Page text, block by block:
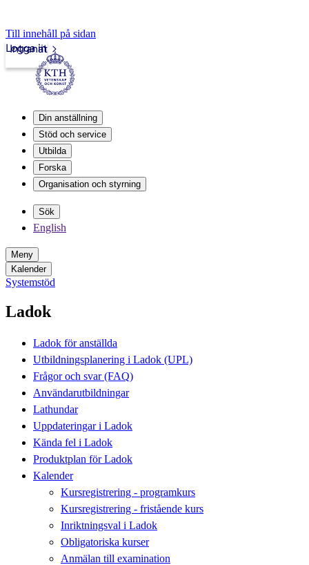
Till innehåll på sidan
Intranät
Logga in
Din anställning
Stöd och service
Utbilda
Forska
Organisation och styrning
Sök
English
Meny
Kalender
Systemstöd
Ladok
Ladok för anställda
Utbildningsplanering i Ladok (UPL)
Frågor och svar (FAQ)
Användarutbildningar
Lathundar
Uppdateringar i Ladok
Kända fel i Ladok
Produktplan för Ladok
Kalender
Kursregistrering - programkurs
Kursregistrering - fristående kurs
Inriktningsval i Ladok
Obligatoriska kurser
Anmälan till examination